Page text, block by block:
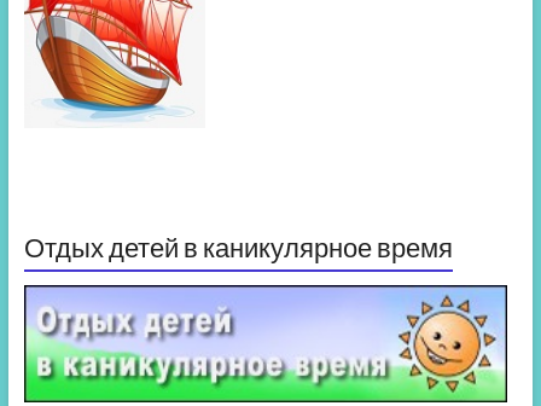
Отдых детей в каникулярное время